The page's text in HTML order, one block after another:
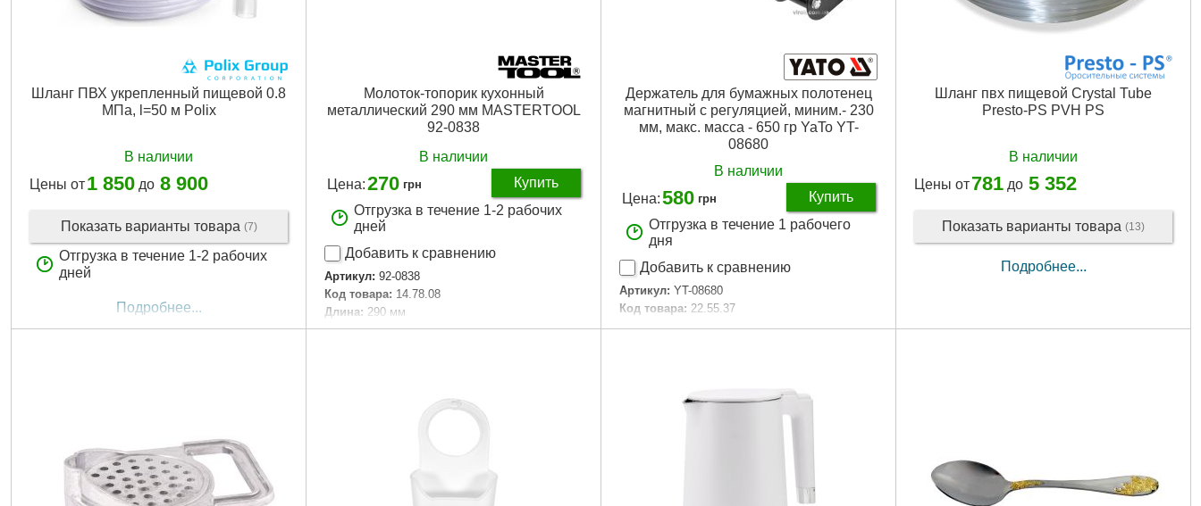
Шланг ПВХ укрепленный пищевой 0.8
МПа, l=50 м Polix
В наличии
Цены от1 850 до 8 900
Показать варианты товара (7)
Отгрузка в течение 1-2 рабочих
дней
Подробнее...
Молоток-топорик кухонный
металлический 290 мм MASTERTOOL
92-0838
В наличии
Цена:270 грн
Купить
Отгрузка в течение 1-2 рабочих
дней
Добавить к сравнению
Артикул: 92-0838
Код товара: 14.78.08
Дли­на: 290 мм
Габариты упаковки: 250x120x35 мм
Держатель для бумажных полотенец
магнитный с регуляцией, миним.- 230
мм, макс. масса - 650 гр YaTo YT-
08680
В наличии
Цена:580 грн
Купить
Отгрузка в течение 1 рабочего
дня
Добавить к сравнению
Артикул: YT-08680
Код товара: 22.55.37
Габариты упаковки: 160x120x110 мм
Шланг пвх пищевой Сrystal Tube
Presto-PS PVH PS
В наличии
Цены от781 до 5 352
Показать варианты товара (13)
Подробнее...